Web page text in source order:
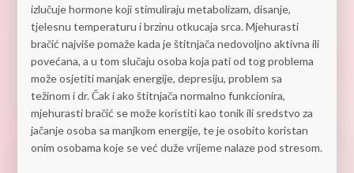
izlučuje hormone koji stimuliraju metabolizam, disanje,
tjelesnu temperaturu i brzinu otkucaja srca. Mjehurasti
bračić najviše pomaže kada je štitnjača nedovoljno aktivna ili
povećana, a u tom slučaju osoba koja pati od tog problema
može osjetiti manjak energije, depresiju, problem sa
težinom i dr. Čak i ako štitnjača normalno funkcionira,
mjehurasti bračić se može koristiti kao tonik ili sredstvo za
jačanje osoba sa manjkom energije, te je osobito koristan
onim osobama koje se već duže vrijeme nalaze pod stresom.